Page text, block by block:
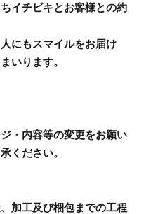
イチビキとお客様との約
にもスマイルをお届け
いります。
・内容等の変更をお願い
ください。
加工及び梱包までの工程